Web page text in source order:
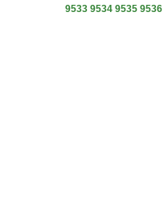
9533 9534 9535 9536